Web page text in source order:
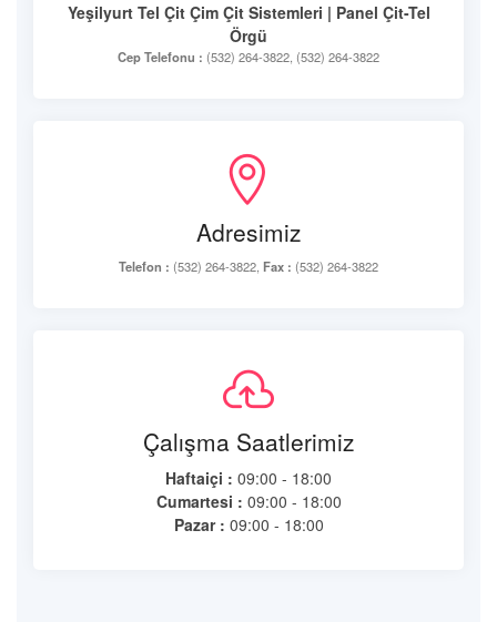
Yeşilyurt Tel Çit Çim Çit Sistemleri | Panel Çit-Tel
Örgü
Cep Telefonu : (532) 264-3822, (532) 264-3822
Adresimiz
Telefon : (532) 264-3822, Fax : (532) 264-3822
Çalışma Saatlerimiz
Haftaiçi : 09:00 - 18:00
Cumartesi : 09:00 - 18:00
Pazar : 09:00 - 18:00